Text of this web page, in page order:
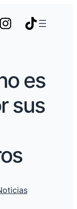
es
sus